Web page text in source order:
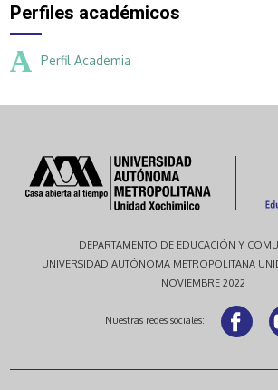
Perfiles académicos
Perfil Academia
DEPARTAMENTO DE EDUCACIÓN Y
UNIVERSIDAD AUTÓNOMA METROPOLITANA
NOVIEMBRE 2022
Nuestras redes sociales: